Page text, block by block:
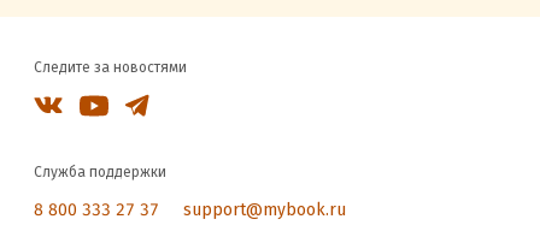
Следите за новостями
Служба поддержки
8 800 333 27 37 support@mybook.ru